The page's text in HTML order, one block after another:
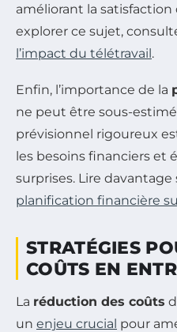
améliorant la satisfaction
explorer ce sujet,
l’impact du télétravail.
Enfin, l’importance de la
ne peut être sous-
prévisionnel rigoureux
les besoins financiers et
surprises. Lire davantage
planification financière
STRATÉGIES
COÛTS EN
La réduction des coûts
un enjeu crucial pour